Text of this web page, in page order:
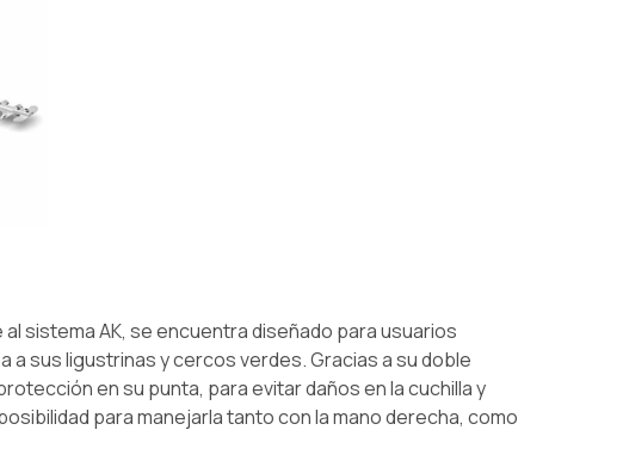
sistema AK, se encuentra diseñado para usuarios
a sus ligustrinas y cercos verdes. Gracias a su doble
en su punta, para evitar daños en la cuchilla y
para manejarla tanto con la mano derecha, como